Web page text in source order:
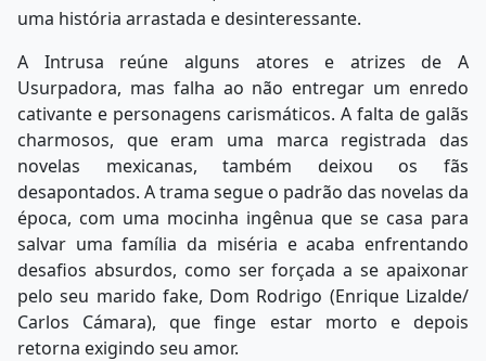
uma história arrastada e desinteressante.
A Intrusa reúne alguns atores e atrizes de A
Usurpadora, mas falha ao não entregar um enredo
cativante e personagens carismáticos. A falta de galãs
charmosos, que eram uma marca registrada das
novelas mexicanas, também deixou os fãs
desapontados. A trama segue o padrão das novelas da
época, com uma mocinha ingênua que se casa para
salvar uma família da miséria e acaba enfrentando
desafios absurdos, como ser forçada a se apaixonar
pelo seu marido fake, Dom Rodrigo (Enrique Lizalde/
Carlos Cámara), que finge estar morto e depois
retorna exigindo seu amor.